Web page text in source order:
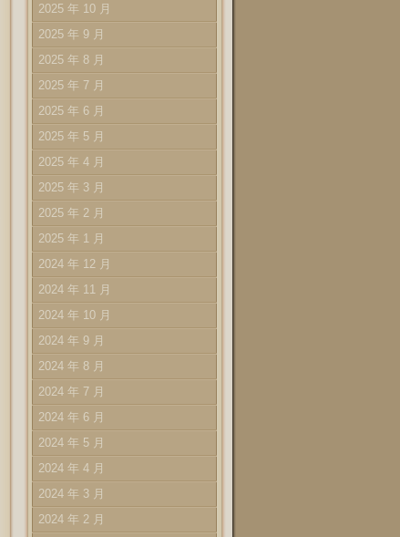
2025 年 10 月
2025 年 9 月
2025 年 8 月
2025 年 7 月
2025 年 6 月
2025 年 5 月
2025 年 4 月
2025 年 3 月
2025 年 2 月
2025 年 1 月
2024 年 12 月
2024 年 11 月
2024 年 10 月
2024 年 9 月
2024 年 8 月
2024 年 7 月
2024 年 6 月
2024 年 5 月
2024 年 4 月
2024 年 3 月
2024 年 2 月